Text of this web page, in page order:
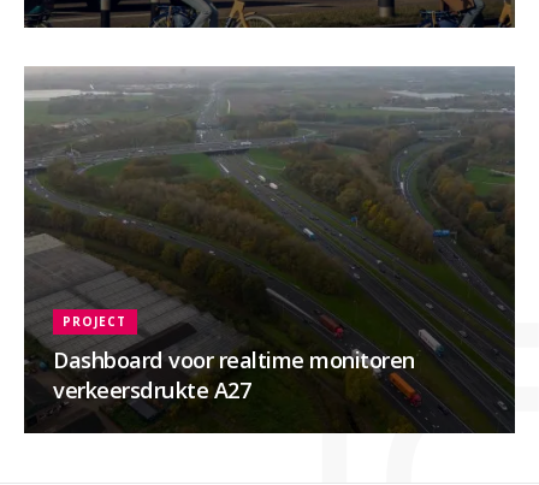
Dashboard voor realtime monitoren
verkeersdrukte A27
PROJECT